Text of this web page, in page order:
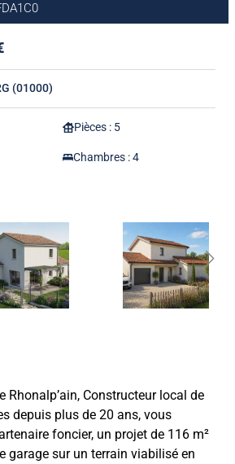
(01000)
Pièces : 5
Chambres : 4
Rhonalp’ain, Constructeur local de
depuis plus de 20 ans, vous
foncier, un projet de 116 m²
garage sur un terrain viabilisé en